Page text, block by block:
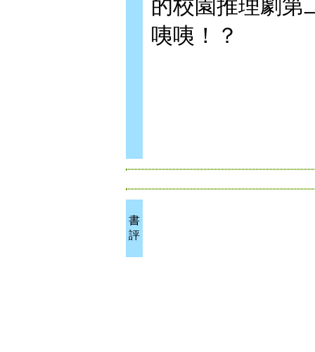
的校園推理劇第
咦咦！？
書
評